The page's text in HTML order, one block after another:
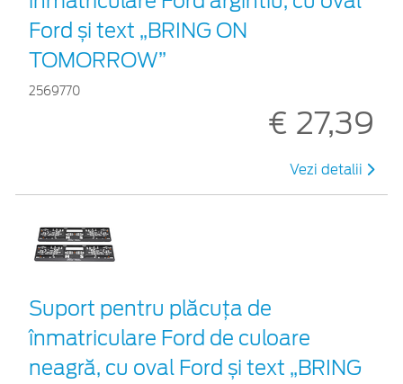
Ford și text „BRING ON
TOMORROW”
2569770
€ 27,39
Vezi detalii
Suport pentru plăcuța de
înmatriculare Ford de culoare
neagră, cu oval Ford și text „BRING